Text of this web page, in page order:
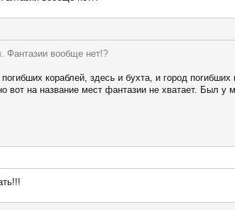
Фантазии вообще нет!?
кораблей, здесь и бухта, и город погибших
на название мест фантазии не хватает. Был у